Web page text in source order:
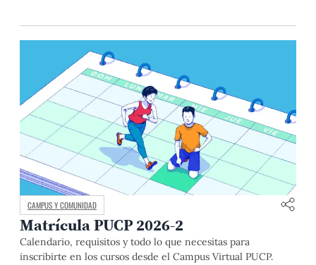
CAMPUS Y COMUNIDAD
Matrícula PUCP 2026-2
Calendario, requisitos y todo lo que necesitas para
inscribirte en los cursos desde el Campus Virtual PUCP.